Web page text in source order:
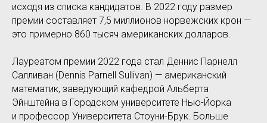
исходя из списка кандидатов. В 2022 году размер
премии составляет 7,5 миллионов норвежских крон —
это примерно 860 тысяч американских долларов.
Лауреатом премии 2022 года стал Деннис Парнелл
Салливан (Dennis Parnell Sullivan) — американский
математик, заведующий кафедрой Альберта
Эйнштейна в Городском университете Нью-Йорка
и профессор Университета Стоуни-Брук. Больше